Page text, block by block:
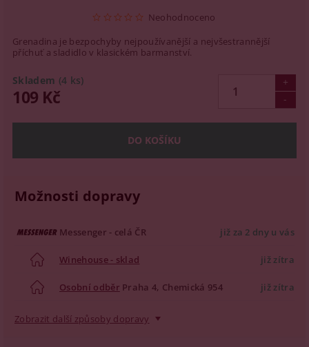
Neohodnoceno
Grenadina je bezpochyby nejpoužívanější a nejvšestrannější
příchuť a sladidlo v klasickém barmanství.
Skladem (4 ks)
109 Kč
Možnosti dopravy
Messenger - celá ČR již za 2 dny u vás
Winehouse - sklad již zítra
Osobní odběr Praha 4, Chemická 954 již zítra
Zobrazit další způsoby dopravy